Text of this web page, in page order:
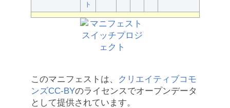
ト
このマニフェストは、
クリエイティブコモ
ンズCC-BYのライセンスでオープンデータ
として提供されています。